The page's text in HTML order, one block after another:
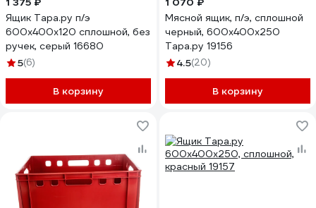
Ящик Тара.ру п/э
600х400х120 сплошной, без
ручек, серый 16680
5(6)
В корзину
Мясной ящик, п/э, сплошной
черный, 600х400х250
Тара.ру 19156
4.5(20)
В корзину